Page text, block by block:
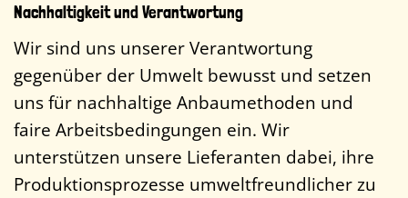
Nachhaltigkeit und Verantwortung
Wir sind uns unserer Verantwortung
gegenüber der Umwelt bewusst und setzen
uns für nachhaltige Anbaumethoden und
faire Arbeitsbedingungen ein. Wir
unterstützen unsere Lieferanten dabei, ihre
Produktionsprozesse umweltfreundlicher zu